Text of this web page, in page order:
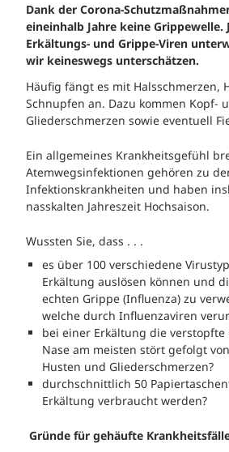
Dank der Corona-
eineinhalb Jahre keine Grippewelle.
Erkältungs- und Grippe-Viren
wir keineswegs unterschätzen.
Häufig fängt es mit Halsschmerzen,
Schnupfen an. Dazu kommen Kopf-
Gliederschmerzen sowie eventuell
Ein allgemeines Krankheitsgefühl
Atemwegsinfektionen gehören zu
Infektionskrankheiten und haben
nasskalten Jahreszeit Hochsaison.
Wussten Sie, dass . . .
es über 100 verschiedene
Erkältung auslösen können und
echten Grippe (Influenza) zu
welche durch Influenzaviren
bei einer Erkältung die
Nase am meisten stört gefolgt
Husten und Gliederschmerzen?
durchschnittlich 50
Erkältung verbraucht werden?
Gründe für gehäufte